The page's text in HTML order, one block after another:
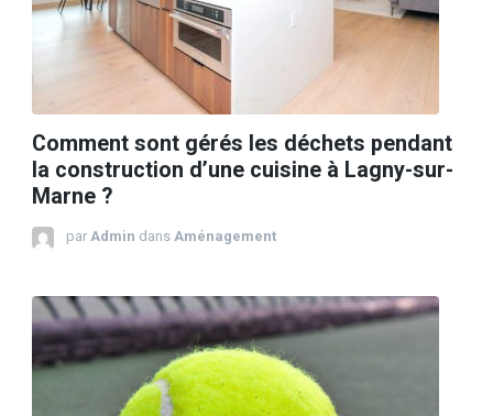
Comment sont gérés les déchets pendant
la construction d’une cuisine à Lagny-sur-
Marne ?
par Admin dans Aménagement